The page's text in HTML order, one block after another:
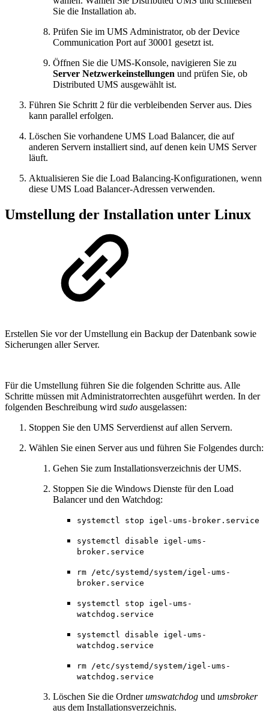
Sie die Installation ab.
Prüfen Sie im UMS Administrator, ob der Device
Communication Port auf 30001 gesetzt ist.
Öffnen Sie die UMS-Konsole, navigieren Sie zu
Server Netzwerkeinstellungen und prüfen Sie, ob
Distributed UMS ausgewählt ist.
Führen Sie Schritt 2 für die verbleibenden Server aus. Dies
kann parallel erfolgen.
Löschen Sie vorhandene UMS Load Balancer, die auf
anderen Servern installiert sind, auf denen kein UMS Server
läuft.
Aktualisieren Sie die Load Balancing-Konfigurationen, wenn
diese UMS Load Balancer-Adressen verwenden.
Umstellung der Installation unter Linux
Erstellen Sie vor der Umstellung ein Backup der Datenbank sowie
Sicherungen aller Server.
Für die Umstellung führen Sie die folgenden Schritte aus. Alle
Schritte müssen mit Administratorrechten ausgeführt werden. In der
folgenden Beschreibung wird sudo ausgelassen:
Stoppen Sie den UMS Serverdienst auf allen Servern.
Wählen Sie einen Server aus und führen Sie Folgendes durch:
Gehen Sie zum Installationsverzeichnis der UMS.
Stoppen Sie die Windows Dienste für den Load
Balancer und den Watchdog:
systemctl stop igel-ums-broker.service
systemctl disable igel-ums-
broker.service
rm /etc/systemd/system/igel-ums-
broker.service
systemctl stop igel-ums-
watchdog.service
systemctl disable igel-ums-
watchdog.service
rm /etc/systemd/system/igel-ums-
watchdog.service
Löschen Sie die Ordnerumswatchdog und umsbroker
aus dem Installationsverzeichnis.